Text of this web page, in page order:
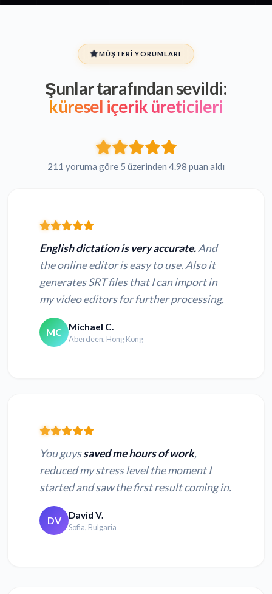
MÜŞTERI YORUMLARI
Şunlar tarafından sevildi:
küresel içerik üreticileri
211 yoruma göre 5 üzerinden 4.98 puan aldı
English dictation is very accurate.And
the online editor is easy to use. Also it
generates SRT files that I can import in
my video editors for further processing.
MC Michael C.
Aberdeen, Hong Kong
You guyssaved me hours of work,
reduced my stress level the moment I
started and saw the first result coming in.
DV David V.
Sofia, Bulgaria